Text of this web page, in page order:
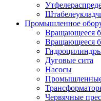
Промышленное
Вращающееся
Вращающееся
Дуговые сита
Насосы
Червячные